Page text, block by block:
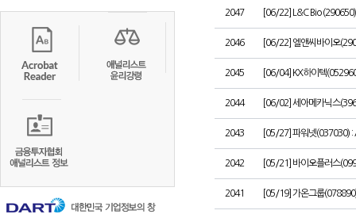
2047 [06/22] L&C Bio
2046 [06/22] 엘앤씨바이오
2045 [06/04] KX하이텍
2044 [06/02] 세아메카닉스
2043 [05/27] 파워넷(037030) :
2042 [05/21] 바이오플러스
2041 [05/19] 가온그룹